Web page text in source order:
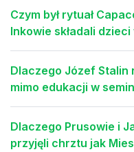
Czym był rytuał
Inkowie składali
Dlaczego Józef Stalin
mimo edukacji w
Dlaczego Prusowie i
przyjęli chrztu jak